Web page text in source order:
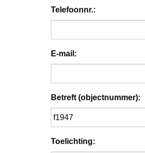
Telefoonnr.:
E-mail:
Betreft (objectnummer):
Toelichting: